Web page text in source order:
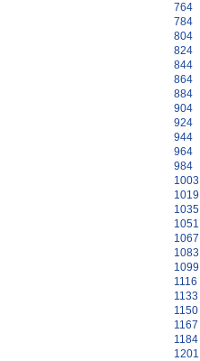
764
784
804
824
844
864
884
904
924
944
964
984
1003
1019
1035
1051
1067
1083
1099
1116
1133
1150
1167
1184
1201